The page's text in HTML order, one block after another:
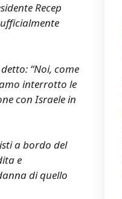
Recep
“Noi, come
interrotto le
con Israele in
a bordo del
e
di quello